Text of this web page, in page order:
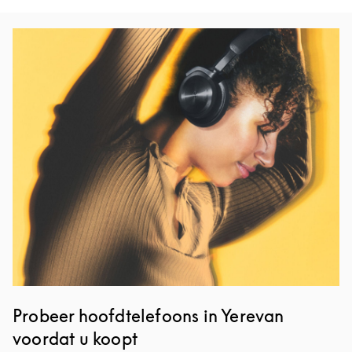
Afbeelding van evenement
Probeer hoofdtelefoons in Yerevan
voordat u koopt